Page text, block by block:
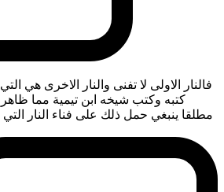
فالنار الاولى لا تفنى والنار الاخرى هي
كتبه وكتب شيخه ابن تيمية مما ظاهر
مطلقا ينبغي حمل ذلك على فناء النار